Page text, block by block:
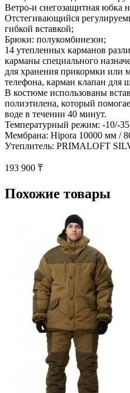
Ветро-и снегозащитная юбка
Отстегивающийся
гибкой вставкой;
Брюки: полукомбинезон;
14 утепленных карманов
карманы специального
для хранения прикормки или
телефона, карман клапан для
В костюме использованы
полиэтилена, который
воде в течении 40 минут.
Температурный режим: -10/-35
Мембрана: Hipora 10000 мм /
Утеплитель: PRIMALOFT
193 900 ₸
Похожие товары